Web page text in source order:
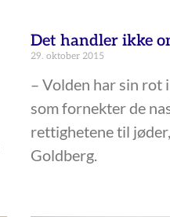
Det handler ikke
29. oktober 2015
– Volden har sin rot
som fornekter de
rettighetene til
Goldberg.